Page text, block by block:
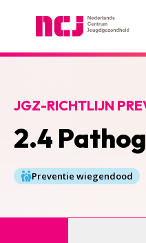
2.4
JGZ-RICHTLIJN
Preventie wiegendood